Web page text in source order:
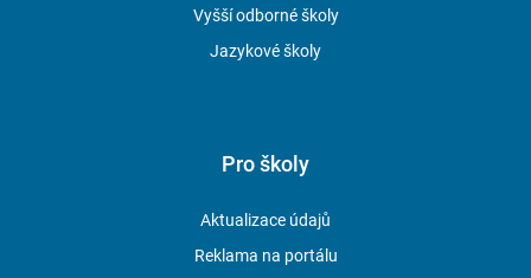
Vyšší odborné školy
Jazykové školy
Pro školy
Aktualizace údajů
Reklama na portálu